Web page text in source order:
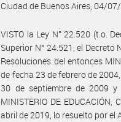
Ciudad de Buenos Aires, 04/
VISTO la Ley N° 22.520 (t.o.
Superior N° 24.521, el
Resoluciones del entonces
de fecha 23 de febrero de
30 de septiembre de 2009
MINISTERIO DE EDUCACIÓN,
abril de 2019, lo resuelto por el